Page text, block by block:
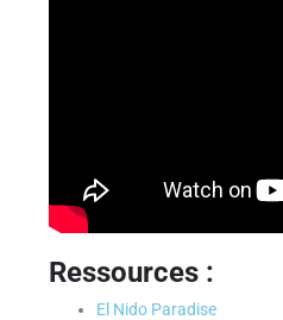
Ressources :
El Nido Paradise